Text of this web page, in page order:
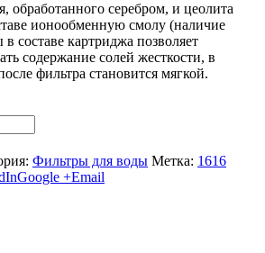
обработанного серебром, и цеолита
ионообменную смолу (наличие
составе картриджа позволяет
содержание солей жесткости, в
фильтра становится мягкой.
Фильтры для воды Метка: 1616
Google +Email